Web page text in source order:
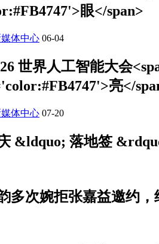
眼</span>
体中心 06-04
世界人工智能大会
亮</
体中心 07-20
&ldquo; 落地签
多次婉拒张嘉益邀约